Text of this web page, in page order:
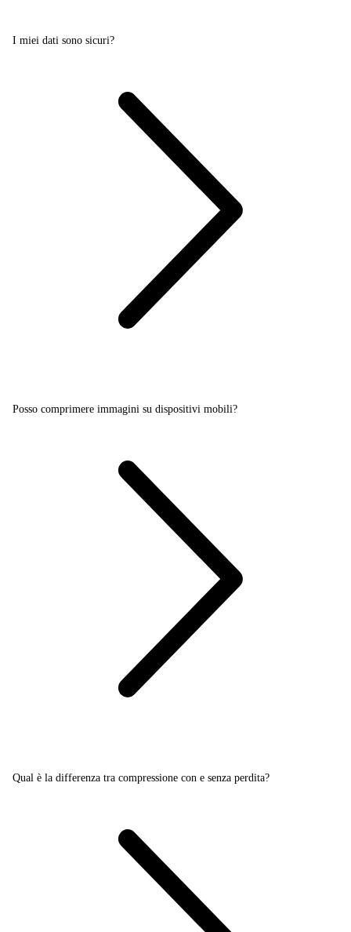
I miei dati sono sicuri?
Posso comprimere immagini su dispositivi mobili?
Qual è la differenza tra compressione con e senza perdita?